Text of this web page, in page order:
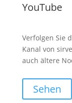
YouTube
Verfolgen Sie
Kanal von
auch ältere
Sehen